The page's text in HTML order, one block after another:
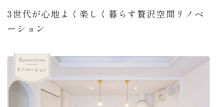
3世代が心地よく楽しく暮らす贅沢空間リノベ
ーション